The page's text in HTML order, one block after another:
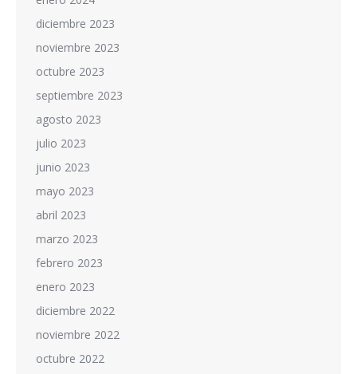
diciembre 2023
noviembre 2023
octubre 2023
septiembre 2023
agosto 2023
julio 2023
junio 2023
mayo 2023
abril 2023
marzo 2023
febrero 2023
enero 2023
diciembre 2022
noviembre 2022
octubre 2022